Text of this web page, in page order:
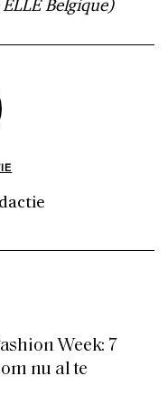
Belgique)
Week: 7
nu al te